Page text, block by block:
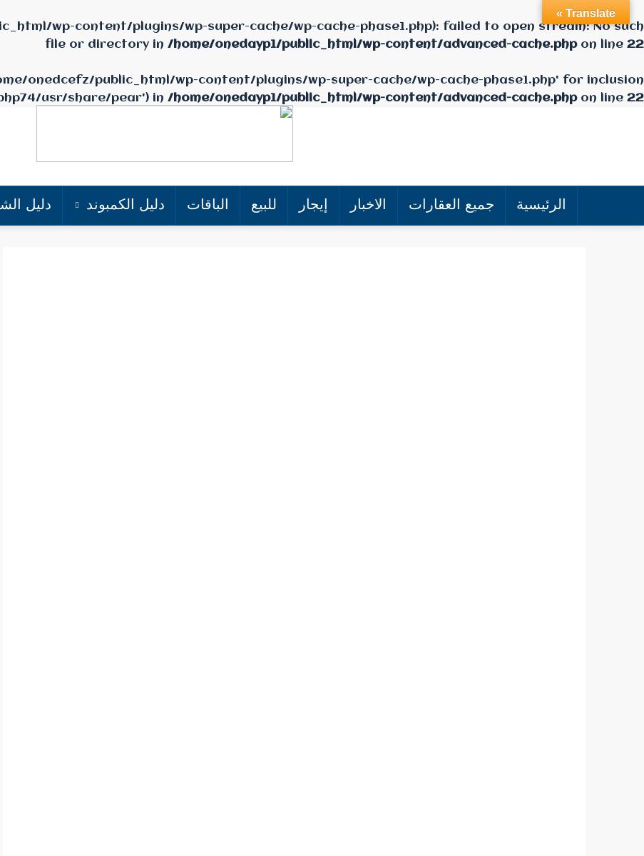
wp-content/plugins/wp-super-cache/wp-cache-phase1.php): failed to open stream: No such
file or directory in /home/onedayp1/public_html/wp-content/advanced-cache.phpon line 22
onedcefz/public_html/wp-content/plugins/wp-super-cache/wp-cache-phase1.php' for inclusion
usr/share/pear') in /home/onedayp1/public_html/wp-content/advanced-cache.phpon line 22
الرئيسية جميع العقارات الاخبار إيجار للبيع الباقات دليل الكمبوند دليل
Translate »